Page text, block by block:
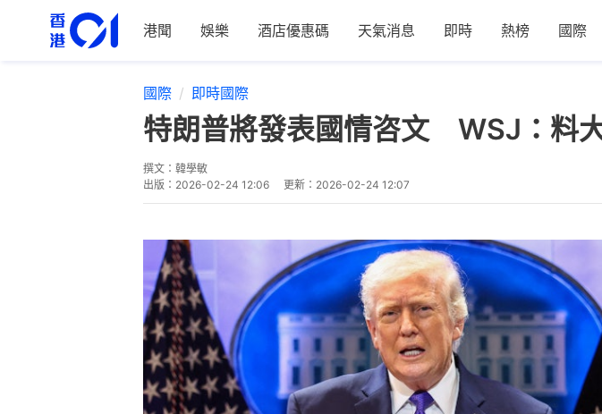
港聞 娛樂 酒店優惠碼 天氣消息 即時 熱榜 國際
國際 即時國際
特朗普將發表國情咨文 WSJ：料
撰文： 韓學敏
出版： 2026-02-24 12:06 更新： 2026-02-24 12:07